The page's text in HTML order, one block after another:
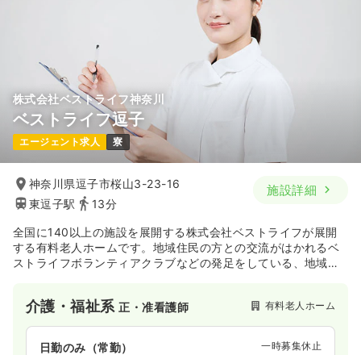
株式会社ベストライフ神奈川
ベストライフ逗子
エージェント求人 寮
神奈川県逗子市桜山3-23-16
東逗子駅
13分
施設詳細
全国に140以上の施設を展開する株式会社ベストライフが展開
する有料老人ホームです。地域住民の方との交流がはかれるベ
ストライフボランティアクラブなどの発足をしている、地域密
介護・福祉系正・准看護師 有料老人ホーム
日勤のみ（常勤） 一時募集休止